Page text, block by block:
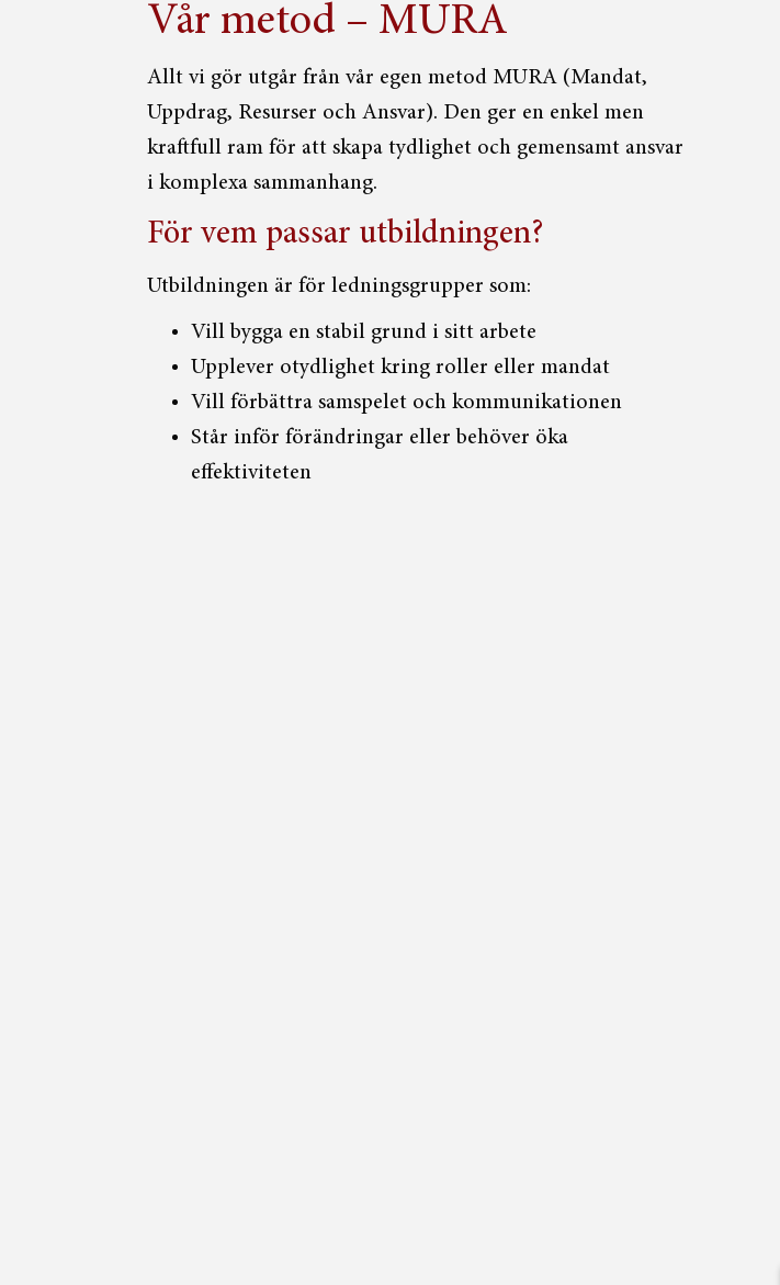
Vår metod – MURA
Allt vi gör utgår från vår egen metod MURA (Mandat,
Uppdrag, Resurser och Ansvar). Den ger en enkel men
kraftfull ram för att skapa tydlighet och gemensamt ansvar
i komplexa sammanhang.
För vem passar utbildningen?
Utbildningen är för ledningsgrupper som:
Vill bygga en stabil grund i sitt arbete
Upplever otydlighet kring roller eller mandat
Vill förbättra samspelet och kommunikationen
Står inför förändringar eller behöver öka
effektiviteten